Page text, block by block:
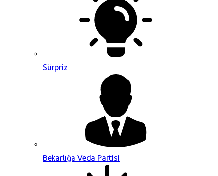
Sürpriz
Bekarlığa Veda Partisi